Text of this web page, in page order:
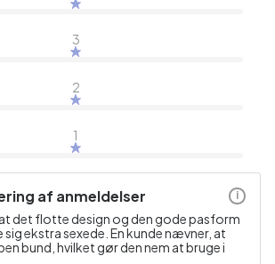
3
2
1
af anmeldelser
det flotte design og den gode pasform
ekstra sexede. En kunde nævner, at
bund, hvilket gør den nem at bruge i
i